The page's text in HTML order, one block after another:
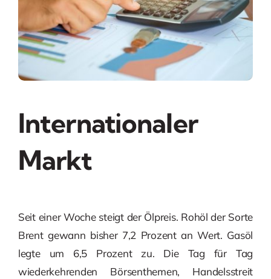
Internationaler
Markt
Seit einer Woche steigt der Ölpreis. Rohöl der Sorte
Brent gewann bisher 7,2 Prozent an Wert. Gasöl
legte um 6,5 Prozent zu. Die Tag für Tag
wiederkehrenden Börsenthemen, Handelsstreit